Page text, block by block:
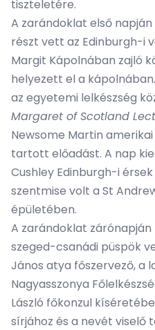
tiszteletére.
A zarándoklat első
részt vett az Edinburgh-i
Margit Kápolnában zajló
helyezett el a
az egyetemi lelkészség
Margaret of Scotland
Newsome Martin
tartott előadást. A nap
Cushley Edinburgh-i
szentmise volt a St
épületében.
A zarándoklat zárónapján
szeged-csanádi püspök
János atya főszervező, a
Nagyasszonya
László főkonzul
sírjához és a nevét